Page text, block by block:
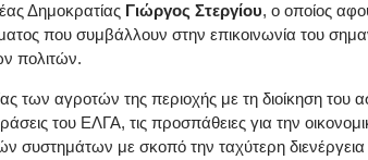
Δημοκρατίας Γιώργος Στεργίου, ο οποίος
που συμβάλλουν στην επικοινωνία του
πολιτών.
των αγροτών της περιοχής με τη διοίκηση του
του ΕΛΓΑ, τις προσπάθειες για την
συστημάτων με σκοπό την ταχύτερη